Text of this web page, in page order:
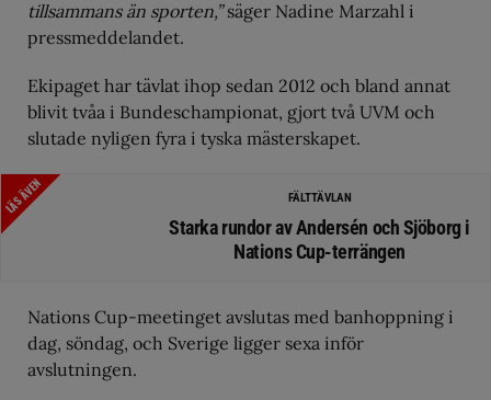
tillsammans än sporten,”säger Nadine Marzahl i
pressmeddelandet.
Ekipaget har tävlat ihop sedan 2012 och bland annat
blivit tvåa i Bundeschampionat, gjort två UVM och
slutade nyligen fyra i tyska mästerskapet.
LÄS ÄVEN FÄLTTÄVLAN
Starka rundor av Andersén och Sjöborg i
Nations Cup-terrängen
Nations Cup-meetinget avslutas med banhoppning i
dag, söndag, och Sverige ligger sexa inför
avslutningen.